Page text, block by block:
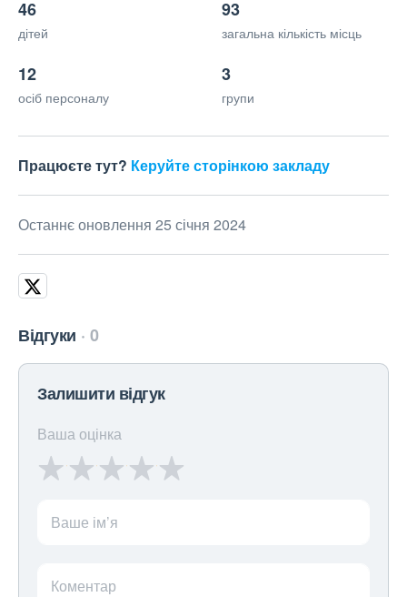
46
дітей
93
загальна кількість місць
12
осіб персоналу
3
групи
Працюєте тут? Керуйте сторінкою закладу
Останнє оновлення 25 січня 2024
Відгуки 0
Залишити відгук
Ваша оцінка
Ваше ім’я
Коментар